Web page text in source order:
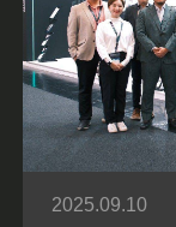
2025.09.10